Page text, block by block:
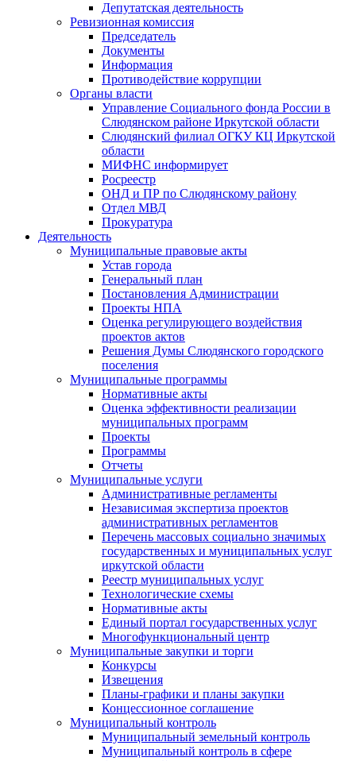
Депутатская деятельность
Ревизионная комиссия
Председатель
Документы
Информация
Противодействие коррупции
Органы власти
Управление Социального фонда России в
Слюдянском районе Иркутской области
Слюдянский филиал ОГКУ КЦ Иркутской
области
МИФНС информирует
Росреестр
ОНД и ПР по Слюдянскому району
Отдел МВД
Прокуратура
Деятельность
Муниципальные правовые акты
Устав города
Генеральный план
Постановления Администрации
Проекты НПА
Оценка регулирующего воздействия
проектов актов
Решения Думы Слюдянского городского
поселения
Муниципальные программы
Нормативные акты
Оценка эффективности реализации
муниципальных программ
Проекты
Программы
Отчеты
Муниципальные услуги
Административные регламенты
Независимая экспертиза проектов
административных регламентов
Перечень массовых социально значимых
государственных и муниципальных услуг
иркутской области
Реестр муниципальных услуг
Технологические схемы
Нормативные акты
Единый портал государственных услуг
Многофункциональный центр
Муниципальные закупки и торги
Конкурсы
Извещения
Планы-графики и планы закупки
Концессионное соглашение
Муниципальный контроль
Муниципальный земельный контроль
Муниципальный контроль в сфере